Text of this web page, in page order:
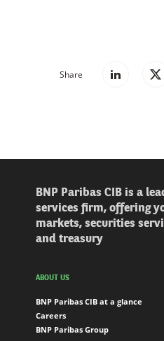
Share
BNP Paribas CIB is a
services firm, offering
markets, securities
and treasury
ABOUT US
BNP Paribas CIB at a glance
Careers
BNP Paribas Group